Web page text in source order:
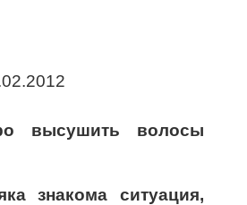
знакома ситуация,